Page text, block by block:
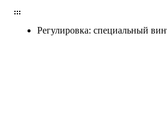
Регулировка: специальный